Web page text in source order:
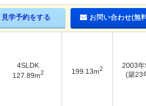
見学予約をする お問い合わせ(無
4SLDK
127.89m2 199.13m2
2003年
(築23